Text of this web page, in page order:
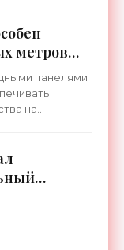
метров
панелями
на
до 2 км